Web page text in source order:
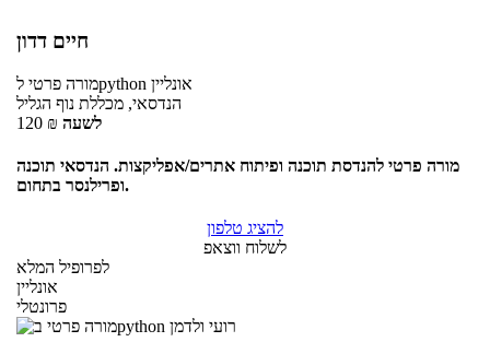
חיים דדון
מורה פרטילpython אונליין
הנדסאי, מכללת נוף הגליל
120 ₪ לשעה
מורה פרטי להנדסת תוכנה ופיתוח אתרים/אפליקצות. הנדסאי תוכנה
ופרילנסר בתחום.
להציג טלפון
לשלוח ווצאפ
לפרופיל המלא
אונליין
פרונטלי